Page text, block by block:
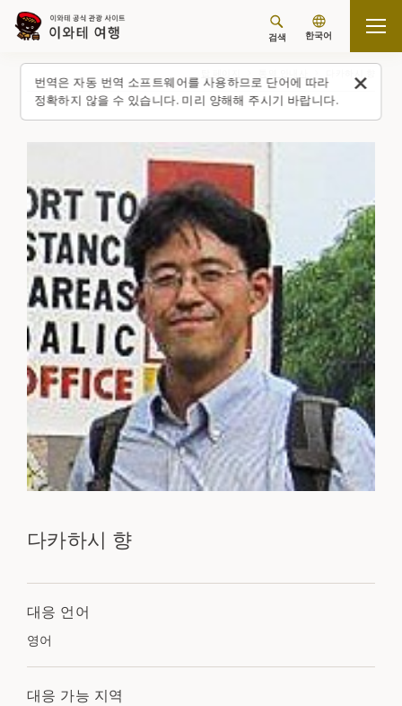
번역은 자동 번역 소프트웨어를 사용하므로 단어에 따라
정확하지 않을 수 있습니다. 미리 양해해 주시기 바랍니다.
검색 한국어
다카하시 향
대응 언어
영어
대응 가능 지역